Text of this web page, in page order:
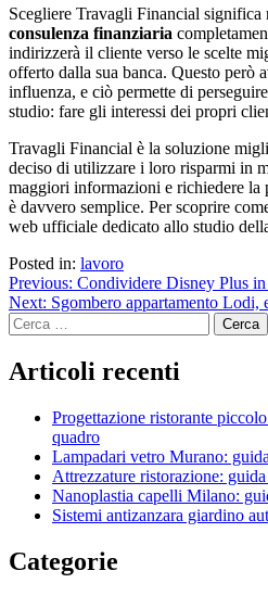
Scegliere Travagli Financial significa
consulenza finanziaria
indirizzerà il cliente verso le scelte
offerto dalla sua banca. Questo però
influenza, e ciò permette di
studio: fare gli interessi dei propri
Travagli Financial è la soluzione
deciso di utilizzare i loro risparmi in
maggiori informazioni e richiedere la
è davvero semplice. Per scoprire
web ufficiale dedicato allo studio
Posted in: lavoro
Navigazione
articoli
Previous: Condividere Disney Plus
Next: Sgombero appartamento Lodi,
Ricerca
per:
Articoli recenti
Progettazione ristorante
quadro
Lampadari vetro Murano:
Attrezzature ristorazione:
Nanoplastia capelli Milano:
Sistemi antizanzara giardino
Categorie